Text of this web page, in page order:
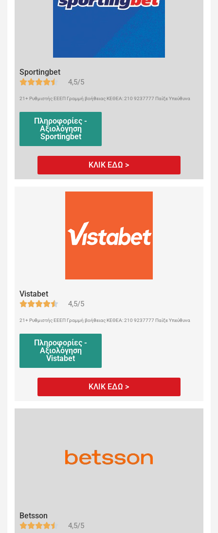
Sportingbet
4,5/5
21+ Ρυθμιστής ΕΕΕΠ Γραμμή βοήθειας ΚΕΘΕΑ: 210 9237777 Παίξε Υπεύθυνα
Πληροφορίες -
Αξιολόγηση
Sportingbet
ΚΛΙΚ ΕΔΩ >
Vistabet
4,5/5
21+ Ρυθμιστής ΕΕΕΠ Γραμμή βοήθειας ΚΕΘΕΑ: 210 9237777 Παίξε Υπεύθυνα
Πληροφορίες -
Αξιολόγηση
Vistabet
ΚΛΙΚ ΕΔΩ >
Betsson
4,5/5